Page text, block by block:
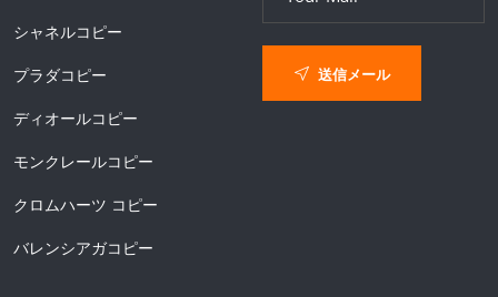
シャネルコピー
プラダコピー
ディオールコピー
モンクレールコピー
クロムハーツ コピー
バレンシアガコピー
送信メール